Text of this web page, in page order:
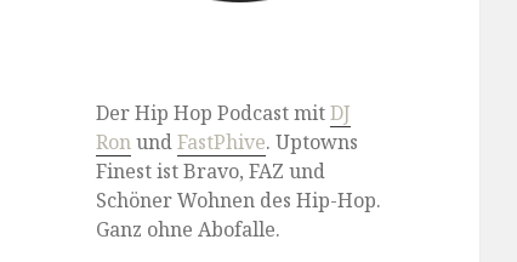
Der Hip Hop Podcast mitDJ
RonundFastPhive. Uptowns
Finest ist Bravo, FAZ und
Schöner Wohnen des Hip-Hop.
Ganz ohne Abofalle.